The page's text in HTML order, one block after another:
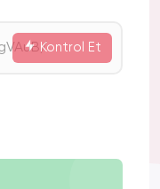
Kontrol Et